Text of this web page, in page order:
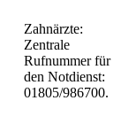
Zahnärzte:
Zentrale
Rufnummer für
den Notdienst:
01805/986700.